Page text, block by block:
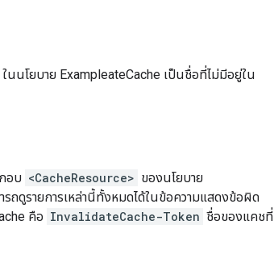
ในนโยบาย ExampleateCache เป็นชื่อที่ไม่มีอยู่ใน
อบ <CacheResource> ของนโยบาย
ดูรายการเหล่านี้ทั้งหมดได้ในข้อความแสดงข้อผิด
คือ InvalidateCache-Token ชื่อของแคชที่